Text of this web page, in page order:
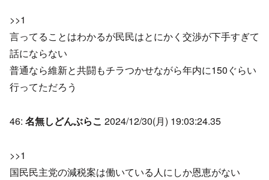
>>1
言ってることはわかるが民民はとにかく交渉が下手すぎて
話にならない
普通なら維新と共闘もチラつかせながら年内に150ぐらい
行ってただろう
46: 名無しどんぶらこ 2024/12/30(月) 19:03:24.35
>>1
国民民主党の減税案は働いている人にしか恩恵がない